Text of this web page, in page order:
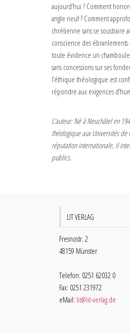
aujourd’hui ? Comment
angle neuf ? Comment
chrétienne sans se soustraire
conscience des
toute évidence un
sans concessions sur ses
l’éthique théologique est
répondre aux exigences
L’auteur: Né à Neuchâtel en
théologique aux Universités de
réputation internationale, il
publics.
LIT VERLAG
Fresnostr. 2
48159 Münster
Telefon: 0251 62032 0
Fax: 0251 231972
eMail: lit@lit-verlag.de